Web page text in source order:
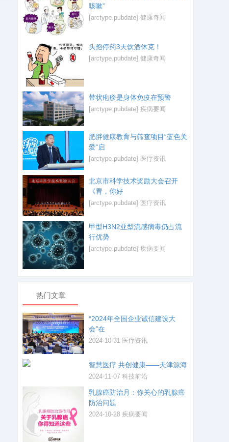
咳嗽”
[arctype.pubdate] 健康奇闻
头孢停药3天饮酒休克！
[arctype.pubdate] 健康奇闻
带状疱疹是身体免疫在预警
[arctype.pubdate] 疾病要闻
肥胖健康教育与筛查项目“蓝色关
爱”启
[arctype.pubdate] 医疗资讯
北京市科学技术奖励大会召开
《胃，你好
[arctype.pubdate] 医疗资讯
甲型H3N2亚型流感病毒仍占流
行优势
[arctype.pubdate] 疾病要闻
热门文章
“2024年全国企业诚信建设大
会”在
2024-10-31 医疗资讯
智慧医疗 共创健康——天津源海
2024-11-07 科技前沿
乳腺癌防治月：你关心的乳腺癌
防治问题
2024-10-28 疾病要闻